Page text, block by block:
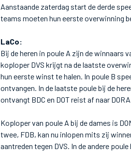
Aanstaande zaterdag start de derde
teams moeten hun eerste overwinning
LaCo:
Bij de heren in poule A zijn de winnaars
koploper DVS krijgt na de laatste
hun eerste winst te halen. In poule B
ontvangen. In de laatste poule bij de
ontvangt BDC en DOT reist af naar DORA.
Koploper van poule A bij de dames is
twee, FDB, kan nu inlopen mits zij
aantreden tegen DVS. In de andere